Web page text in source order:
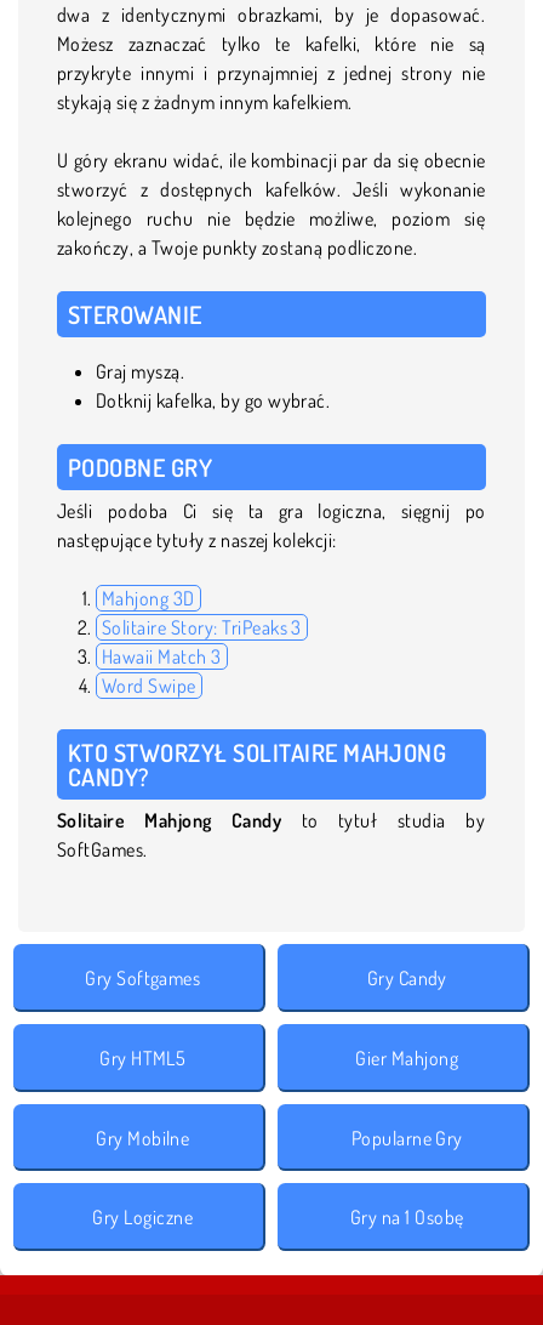
dwa z identycznymi obrazkami, by je dopasować.
Możesz zaznaczać tylko te kafelki, które nie są
przykryte innymi i przynajmniej z jednej strony nie
stykają się z żadnym innym kafelkiem.
U góry ekranu widać, ile kombinacji par da się obecnie
stworzyć z dostępnych kafelków. Jeśli wykonanie
kolejnego ruchu nie będzie możliwe, poziom się
zakończy, a Twoje punkty zostaną podliczone.
STEROWANIE
Graj myszą.
Dotknij kafelka, by go wybrać.
PODOBNE GRY
Jeśli podoba Ci się ta gra logiczna, sięgnij po
następujące tytuły z naszej kolekcji:
Mahjong 3D
Solitaire Story: TriPeaks 3
Hawaii Match 3
Word Swipe
KTO STWORZYŁ SOLITAIRE MAHJONG
CANDY?
Solitaire Mahjong Candy to tytuł studia by
SoftGames.
Gry Softgames Gry Candy
Gry HTML5 Gier Mahjong
Gry Mobilne Popularne Gry
Gry Logiczne Gry na 1 Osobę